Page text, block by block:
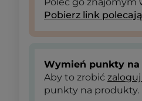
Poleć go znajomym
Pobierz link
Wymień punkty na
Aby to zrobić zaloguj
punkty na produkty.